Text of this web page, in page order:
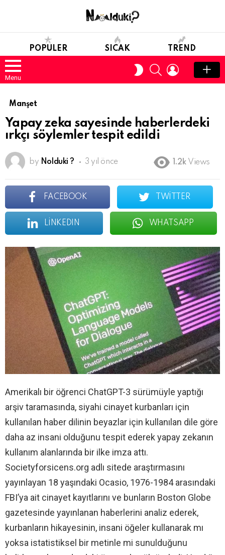
POPULER SICAK TREND
Menu
SWITCH
SKIN
SEARCHLOGIN
Manşet
Yapay zeka sayesinde haberlerdeki
ırkçı söylemler tespit edildi
by Nolduki ? 3 yıl önce 1.2k Views
FACEBOOK TWITTER
LINKEDIN WHATSAPP
Amerikalı bir öğrenci ChatGPT-3 sürümüyle yaptığı
arşiv taramasında, siyahi cinayet kurbanları için
kullanılan haber dilinin beyazlar için kullanılan dile göre
daha az insani olduğunu tespit ederek yapay zekanın
kullanım alanlarında bir ilke imza attı.
Societyforsicens.org adlı sitede araştırmasını
yayınlayan 18 yaşındaki Ocasio, 1976-1984 arasındaki
FBI’ya ait cinayet kayıtlarını ve bunların Boston Globe
gazetesinde yayınlanan haberlerini analiz ederek,
kurbanların hikayesinin, insani öğeler kullanarak mı
yoksa istatistiksel bir metinle mi sunulduğunu